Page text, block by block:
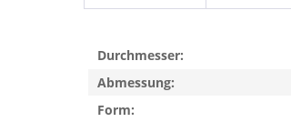
Durchmesser:
Abmessung:
Form: